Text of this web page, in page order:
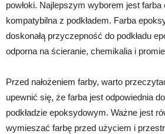
powłoki. Najlepszym wyborem jest
kompatybilna z podkładem. Farba
doskonałą przyczepność do podkładu
odporna na ścieranie, chemikalia i
Przed nałożeniem farby, warto
upewnić się, że farba jest odpowiednia
podkładzie epoksydowym. Ważne jest
wymieszać farbę przed użyciem i